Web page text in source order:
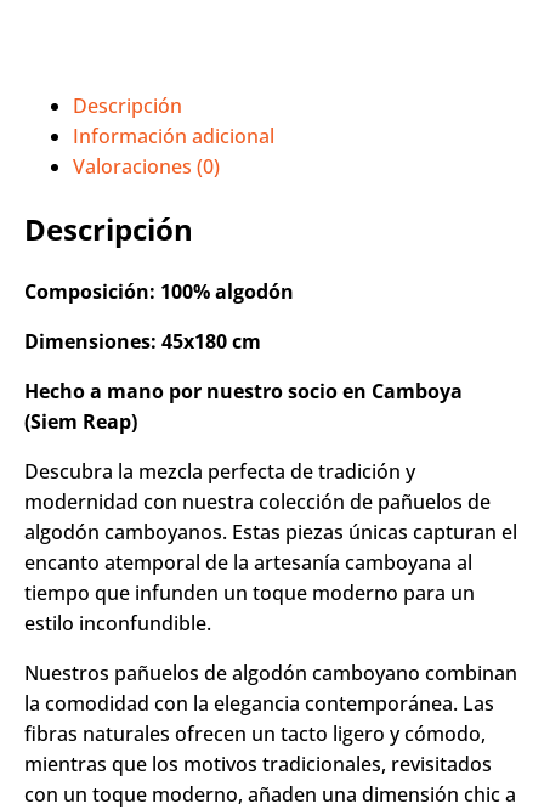
Descripción
Información adicional
Valoraciones (0)
Descripción
Composición: 100% algodón
Dimensiones: 45x180 cm
Hecho a mano por nuestro socio en Camboya
(Siem Reap)
Descubra la mezcla perfecta de tradición y
modernidad con nuestra colección de pañuelos de
algodón camboyanos. Estas piezas únicas capturan el
encanto atemporal de la artesanía camboyana al
tiempo que infunden un toque moderno para un
estilo inconfundible.
Nuestros pañuelos de algodón camboyano combinan
la comodidad con la elegancia contemporánea. Las
fibras naturales ofrecen un tacto ligero y cómodo,
mientras que los motivos tradicionales, revisitados
con un toque moderno, añaden una dimensión chic a